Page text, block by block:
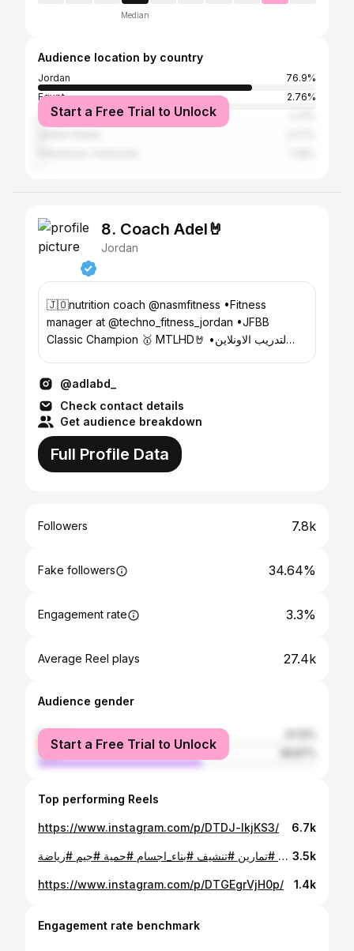
Median
Audience location by country
Jordan
76.9%
Egypt
2.76%
United Arab Emirates
Start a Free Trial to Unlock
8. Coach Adel🤘
Jordan
🇯🇴nutrition coach @nasmfitness •Fitness
manager at @techno_fitness_jordan •JFBB
Classic Champion 🥇 MTLHD🤘 •لتدريب الاونلاين
@adlabd_
Check contact details
Get audience breakdown
Full Profile Data
Followers 7.8k
Fake followers 34.64%
Engagement rate 3.3%
Average Reel plays 27.4k
Audience gender
female
male
Start a Free Trial to Unlock
Top performing Reels
https://www.instagram.com/p/DTDJ-lkjKS3/ 6.7k
⁨ ضايل ٣٣ يوم اكتبلي عن شو بتحب يكون الريل الجاي #gym #bodybuilding #fitness #prep #classicphysique #journey #تمارين #تنشيف #بناء_اجسام #حمية #جيم #رياضة⁩ 3.5k
https://www.instagram.com/p/DTGEgrVjH0p/ 1.4k
Engagement rate benchmark